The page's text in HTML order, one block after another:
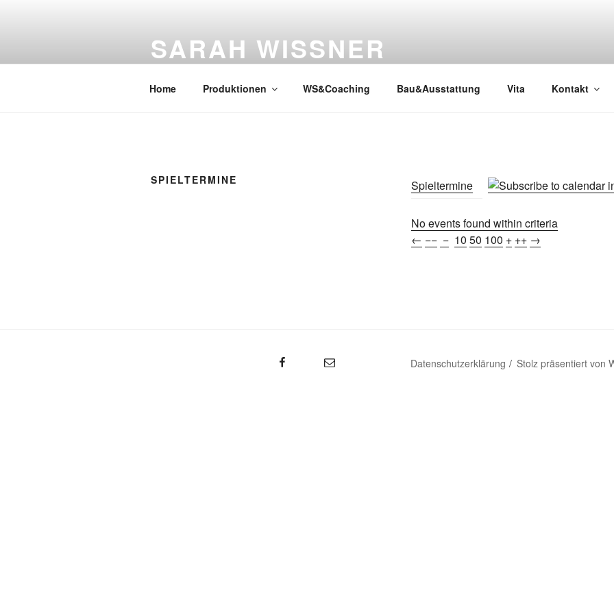
SARAH WISSNER
Home Produktionen WS&Coaching Bau&Ausstattung Vita Kontakt
SPIELTERMINE Spieltermine
No events found within criteria
← −− − 10 50 100 + ++ →
emal Datenschutzerklärung Stolz präsentiert von